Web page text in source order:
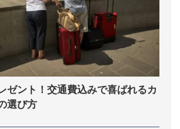
ゼント！交通費込みで喜ばれるカ
選び方